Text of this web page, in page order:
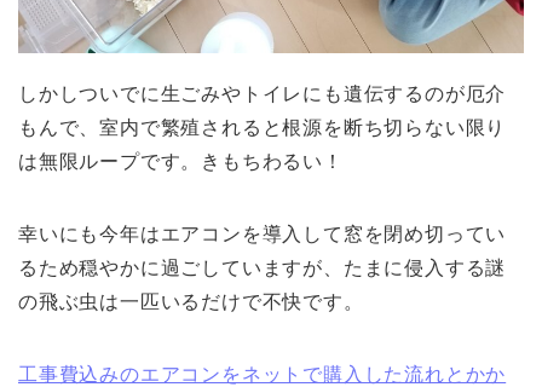
しかしついでに生ごみやトイレにも遺伝するのが厄介
もんで、室内で繁殖されると根源を断ち切らない限り
は無限ループです。きもちわるい！
幸いにも今年はエアコンを導入して窓を閉め切ってい
るため穏やかに過ごしていますが、たまに侵入する謎
の飛ぶ虫は一匹いるだけで不快です。
工事費込みのエアコンをネットで購入した流れとかか